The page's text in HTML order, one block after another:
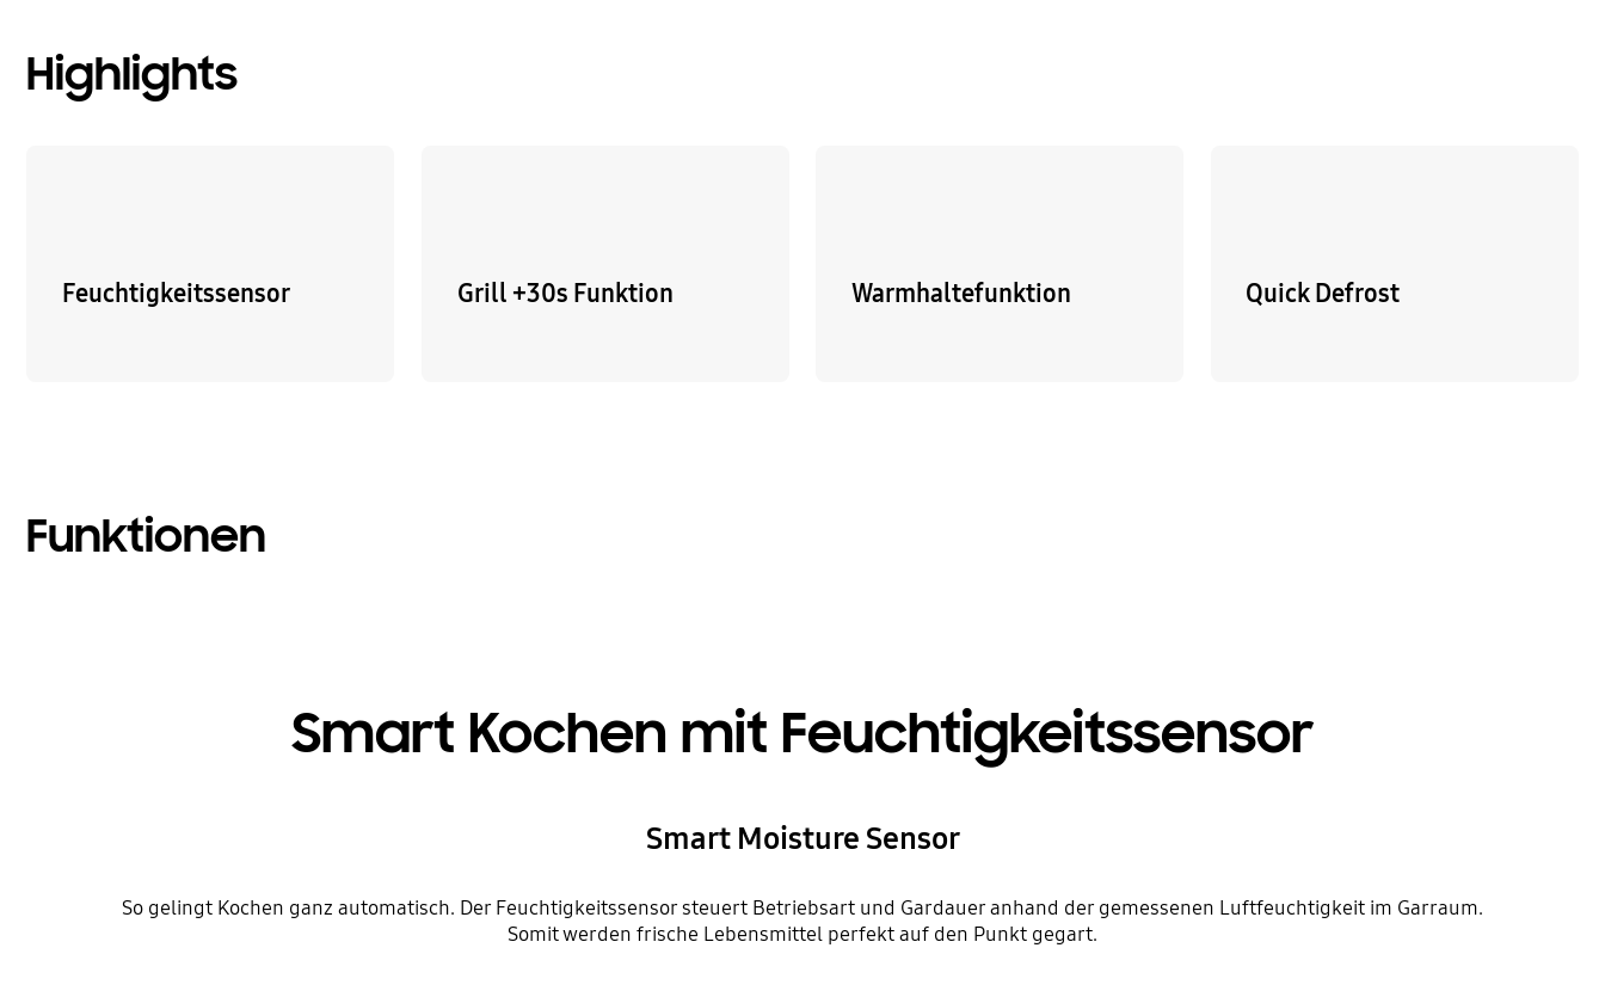
Highlights
Feuchtigkeitssensor Grill +30s Funktion Warmhaltefunktion Quick Defrost
Funktionen
Smart Kochen mit Feuchtigkeitssensor
Smart Moisture Sensor
So gelingt Kochen ganz automatisch. Der Feuchtigkeitssensor steuert Betriebsart und Gardauer anhand der gemessenen Luftfeuchtigkeit im Garraum.
Somit werden frische Lebensmittel perfekt auf den Punkt gegart.